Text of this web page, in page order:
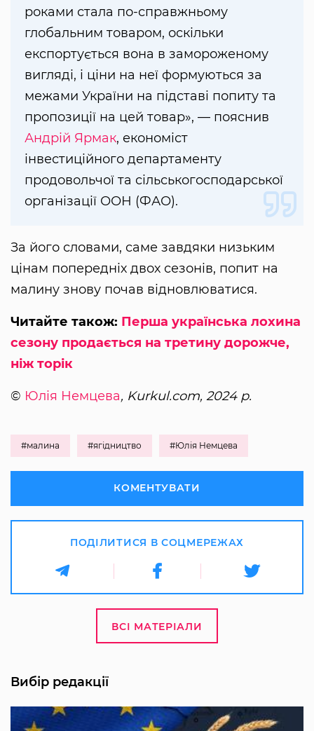
роками стала по-справжньому
глобальним товаром, оскільки
експортується вона в замороженому
вигляді, і ціни на неї формуються за
межами України на підставі попиту та
пропозиції на цей товар», — пояснив
Андрій Ярмак, економіст
інвестиційного департаменту
продовольчої та сільськогосподарської
організації ООН (ФАО).
За його словами, саме завдяки низьким
цінам попередніх двох сезонів, попит на
малину знову почав відновлюватися.
Читайте також: Перша українська лохина
сезону продається на третину дорожче,
ніж торік
© Юлія Немцева, Kurkul.com, 2024 р.
#малина #ягідництво #Юлія Немцева
КОМЕНТУВАТИ
ПОДІЛИТИСЯ В СОЦМЕРЕЖАХ
ВСІ МАТЕРІАЛИ
Вибір редакції